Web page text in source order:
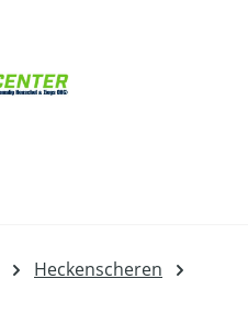
Heckenscheren